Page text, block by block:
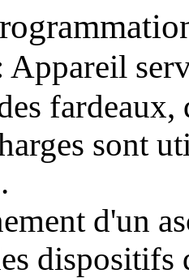
fardeaux,
sont
d'un
dispositifs